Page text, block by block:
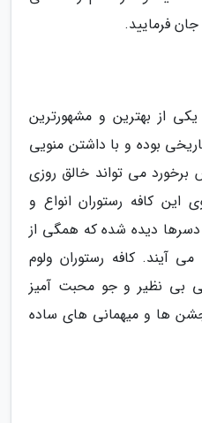
فرمایید.
یکی از بهترین و مشهورترین
بوده و با داشتن منویی
می تواند خالق روزی
این کافه رستوران انواع و
دسرها دیده شده که همگی از
آیند. کافه رستوران ولوم
بی نظیر و جو محبت آمیز
جشن ها و میهمانی های ساده